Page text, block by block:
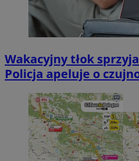
Wakacyjny tłok
Policja apeluje o